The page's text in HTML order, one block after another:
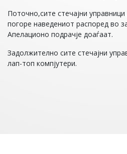
Поточно,сите стечајни
погоре наведениот распоред во
Апелационо подрачје доаѓаат.
Задолжително сите стечајни
лап-топ компјутери.